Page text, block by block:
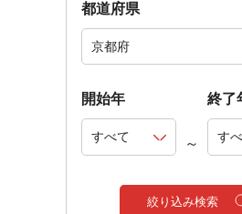
都道府県
開始年
～
終了
絞り込み検索